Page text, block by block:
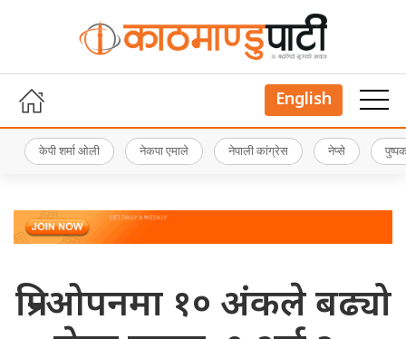
English
केपी शर्मा ओली नेकपा एमाले नेपाली कांग्रेस नेप्से
प्रि–ओपनमा १० अंकले बढ्यो